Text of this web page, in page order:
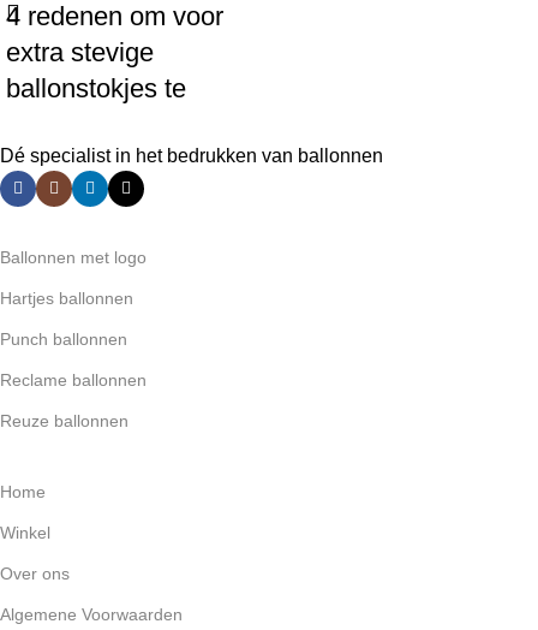
4 redenen om voor
extra stevige
ballonstokjes te
Gemaakt van stevig dicht gerold
papier, dus beter voor het milieu
staan
Herbruikbaar bij normaal gebruik
De oplage van de ballonstokjes
extra stevig gaan per 25 stuks
Dé specialist in het bedrukken van ballonnen
Ballonnen met logo
Hartjes ballonnen
Punch ballonnen
Reclame ballonnen
Reuze ballonnen
Home
Winkel
Over ons
Algemene Voorwaarden